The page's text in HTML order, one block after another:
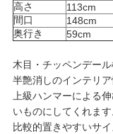
高さ
113cm
間口
148cm
奥行き
59cm
木目・チッペンデー
半艶消しのインテリア
上級ハンマーによる
いものにしてくれます
比較的置きやすいサ